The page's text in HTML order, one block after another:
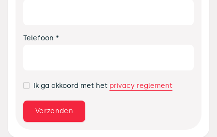
Telefoon *
Ik ga akkoord met het privacy reglement